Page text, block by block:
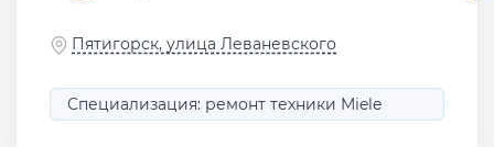
Пятигорск, улица Леваневского
Специализация: ремонт техники Miele